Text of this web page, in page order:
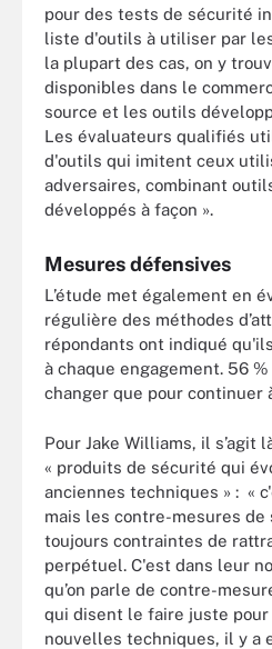
pour des tests de sécurité
liste d'outils à utiliser par
la plupart des cas, on y
disponibles dans le
source et les outils
Les évaluateurs qualifiés
d'outils qui imitent ceux
adversaires, combinant
développés à façon ».
Mesures défensives
L’étude met également en
régulière des méthodes
répondants ont indiqué
à chaque engagement. 56
changer que pour continuer
Pour Jake Williams, il s’agit
« produits de sécurité qui
anciennes techniques » : «
mais les contre-mesures
toujours contraintes de
perpétuel. C'est dans leur
qu’on parle de contre-
qui disent le faire juste pour
nouvelles techniques, il y a